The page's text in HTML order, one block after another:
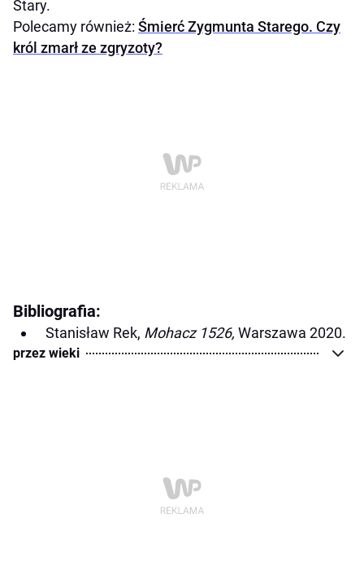
Stary.
Polecamy również: Śmierć Zygmunta Starego. Czy
król zmarł ze zgryzoty?
Bibliografia:
Stanisław Rek, Mohacz 1526, Warszawa 2020.
przez wieki